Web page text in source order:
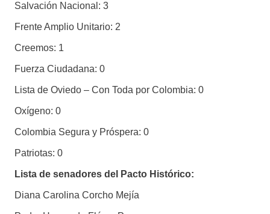
Salvación Nacional: 3
Frente Amplio Unitario: 2
Creemos: 1
Fuerza Ciudadana: 0
Lista de Oviedo – Con Toda por Colombia: 0
Oxígeno: 0
Colombia Segura y Próspera: 0
Patriotas: 0
Lista de senadores del Pacto Histórico:
Diana Carolina Corcho Mejía